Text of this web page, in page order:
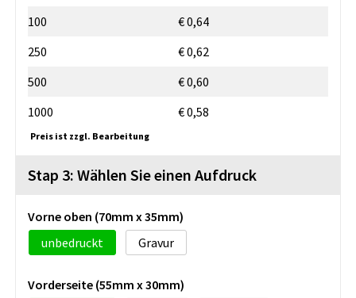
100
€ 0,64
250
€ 0,62
500
€ 0,60
1000
€ 0,58
Preis ist zzgl. Bearbeitung
Stap 3: Wählen Sie einen Aufdruck
Vorne oben (70mm x 35mm)
unbedruckt
Gravur
Vorderseite (55mm x 30mm)